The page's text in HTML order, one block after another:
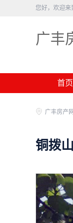
您好，欢迎来
广丰
首页
广丰房产网
铜拨